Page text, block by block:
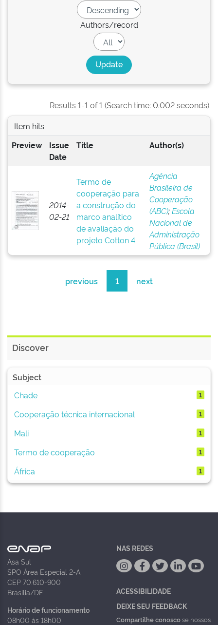
Authors/record
Results 1-1 of 1 (Search time: 0.002 seconds).
Item hits:
Preview
Issue
Date
Title Author(s)
2014-
02-21
Termo de
cooperação para
a construção do
marco analítico
de avaliação do
projeto Cotton 4
Agência
Brasileira de
Cooperação
(ABC);Escola
Nacional de
Administração
Pública (Brasil)
previous 1 next
Discover
Subject
Chade
1
Cooperação técnica internacional 1
Mali 1
Termo de cooperação 1
África 1
Asa Sul
SPO Área Especial 2-A
CEP 70.610-900
Brasília/DF
Horário de funcionamento
08h00 às 18h00
NAS REDES
ACESSIBILIDADE
DEIXE SEU FEEDBACK
Compartilhe conoscose nossos